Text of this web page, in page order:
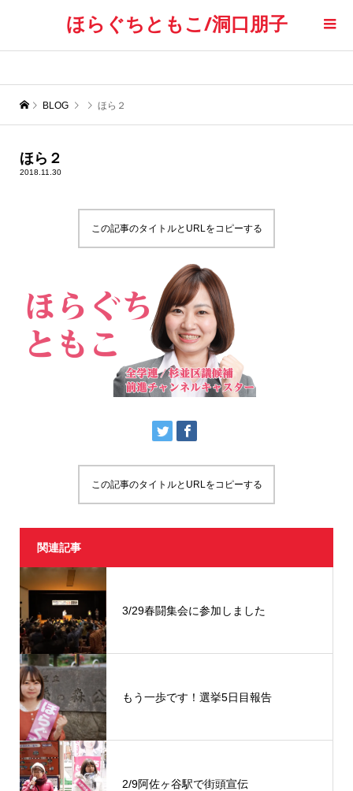
ほらぐちともこ/洞口朋子
BLOG ほら２
ほら２
2018.11.30
この記事のタイトルとURLをコピーする
この記事のタイトルとURLをコピーする
関連記事
3/29春闘集会に参加しました
もう一歩です！選挙5日目報告
2/9阿佐ヶ谷駅で街頭宣伝